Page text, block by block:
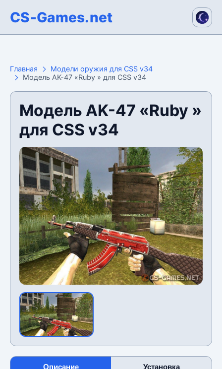
CS-Games.net
Главная
Модели оружия для CSS v34
Модель AK-47 «Ruby » для CSS v34
Модель AK-47 «Ruby »
для CSS v34
Описание Установка